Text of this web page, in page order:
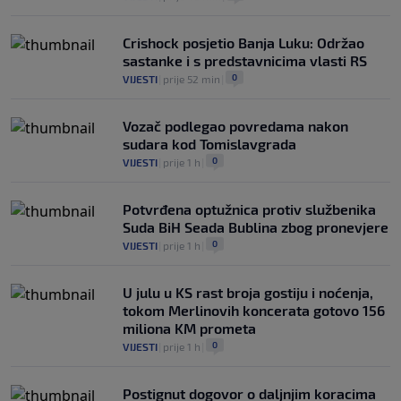
Crishock posjetio Banja Luku: Održao
sastanke i s predstavnicima vlasti RS
VIJESTI prije 52 min 0
Vozač podlegao povredama nakon
sudara kod Tomislavgrada
VIJESTI prije 1 h 0
Potvrđena optužnica protiv službenika
Suda BiH Seada Bublina zbog pronevjere
VIJESTI prije 1 h 0
U julu u KS rast broja gostiju i noćenja,
tokom Merlinovih koncerata gotovo 156
miliona KM prometa
VIJESTI prije 1 h 0
Postignut dogovor o daljnjim koracima